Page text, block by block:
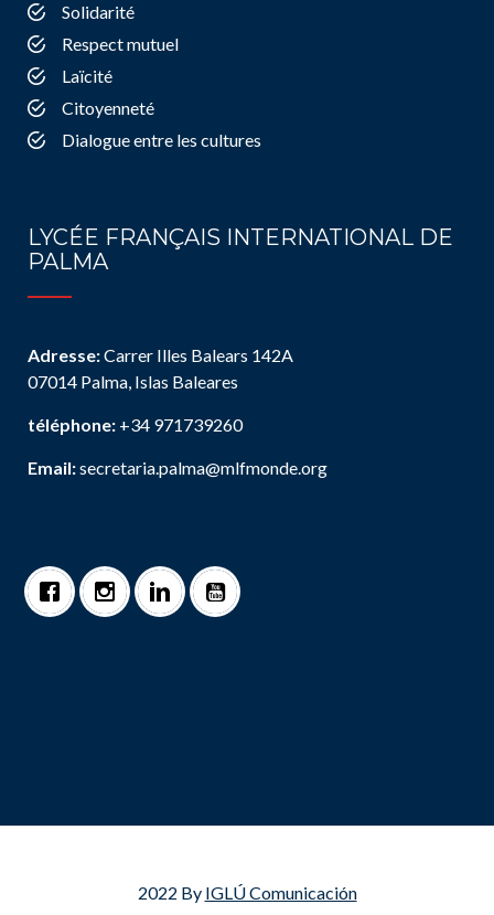
Solidarité
Respect mutuel
Laïcité
Citoyenneté
Dialogue entre les cultures
LYCÉE FRANÇAIS INTERNATIONAL DE
PALMA
Adresse:Carrer Illes Balears 142A
07014 Palma, Islas Baleares
téléphone: +34 971739260
Email:secretaria.palma@mlfmonde.org
2022 By IGLÚ Comunicación